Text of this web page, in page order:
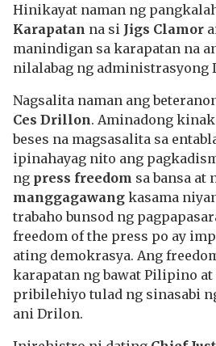
Hinikayat naman ng
Karapatan na si Jigs Clamor
manindigan sa karapatan na
nilalabag ng administrasyong
Nagsalita naman ang
Ces Drillon. Aminadong
beses na magsasalita sa
ipinahayag nito ang
ng press freedom sa bansa at
manggagawang kasama
trabaho bunsod ng
freedom of the press po ay
ating demokrasya. Ang
karapatan ng bawat Pilipino
pribilehiyo tulad ng sinasabi
ani Drilon.